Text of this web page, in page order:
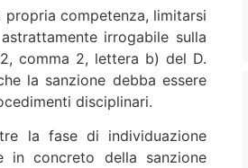
competenza, limitarsi
irrogabile sulla
comma 2, lettera b) del D.
la sanzione debba essere
disciplinari.
la fase di individuazione
in concreto della sanzione